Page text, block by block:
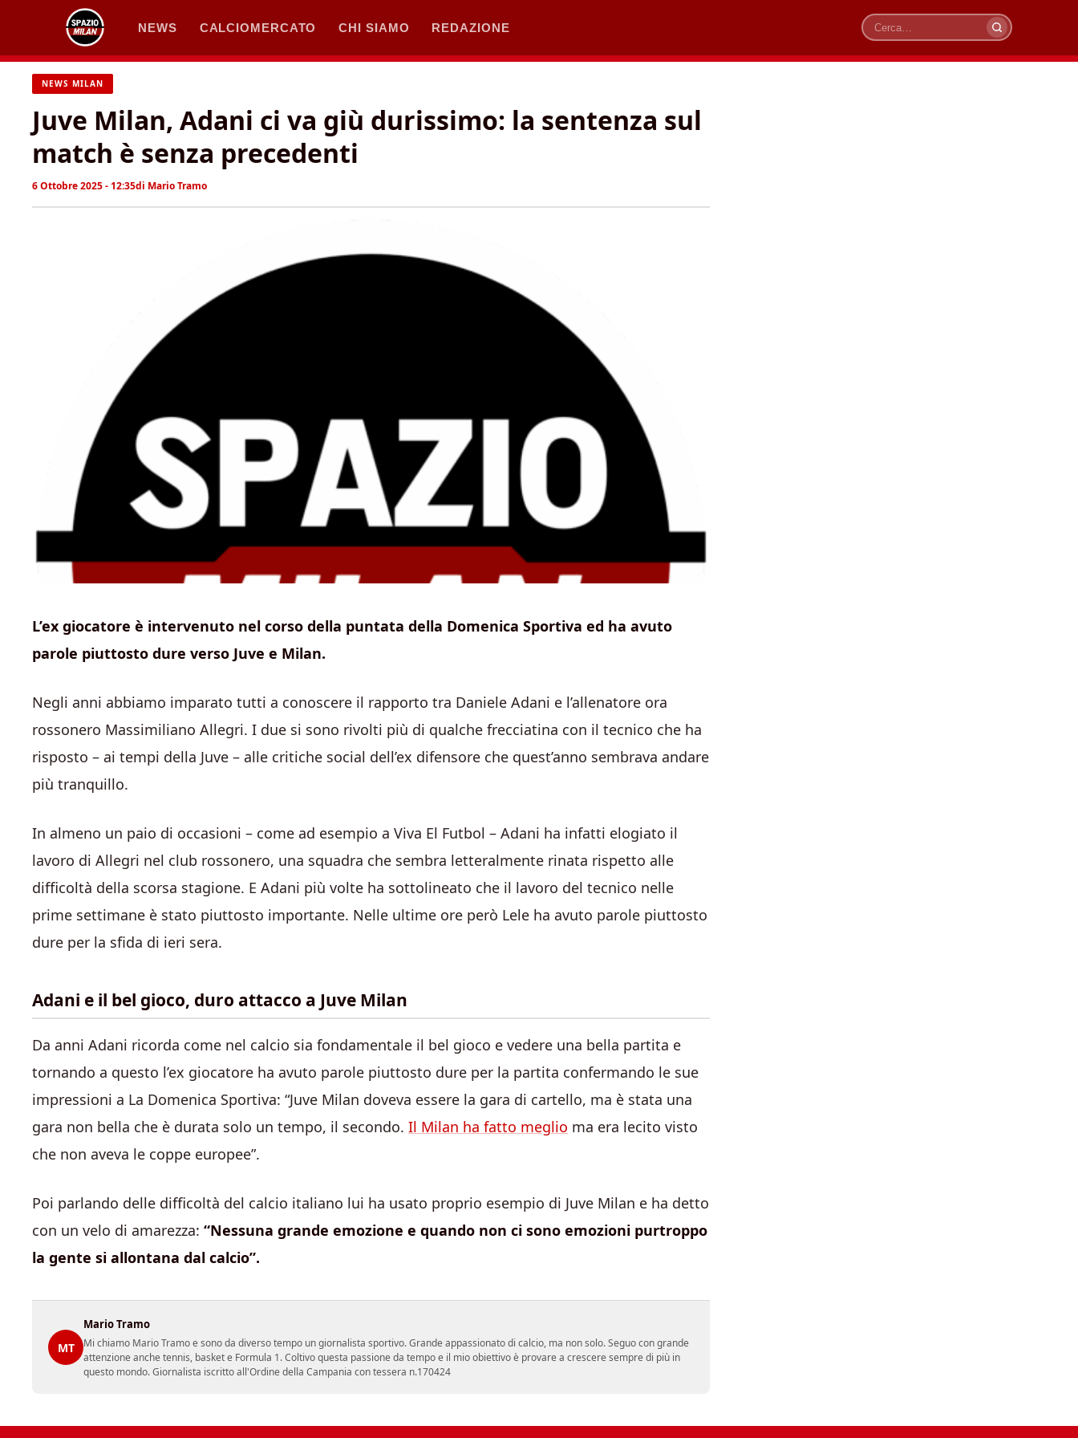
contenuto
NEWS CALCIOMERCATO CHI SIAMO REDAZIONE
Cerca
NEWS MILAN
Juve Milan, Adani ci va giù durissimo: la sentenza sul
match è senza precedenti
6 Ottobre 2025 - 12:35di Mario Tramo
L’ex giocatore è intervenuto nel corso della puntata della Domenica Sportiva ed ha avuto
parole piuttosto dure verso Juve e Milan.
Negli anni abbiamo imparato tutti a conoscere il rapporto tra Daniele Adani e l’allenatore ora
rossonero Massimiliano Allegri. I due si sono rivolti più di qualche frecciatina con il tecnico che ha
risposto – ai tempi della Juve – alle critiche social dell’ex difensore che quest’anno sembrava andare
più tranquillo.
In almeno un paio di occasioni – come ad esempio a Viva El Futbol – Adani ha infatti elogiato il
lavoro di Allegri nel club rossonero, una squadra che sembra letteralmente rinata rispetto alle
difficoltà della scorsa stagione. E Adani più volte ha sottolineato che il lavoro del tecnico nelle
prime settimane è stato piuttosto importante. Nelle ultime ore però Lele ha avuto parole piuttosto
dure per la sfida di ieri sera.
Adani e il bel gioco, duro attacco a Juve Milan
Da anni Adani ricorda come nel calcio sia fondamentale il bel gioco e vedere una bella partita e
tornando a questo l’ex giocatore ha avuto parole piuttosto dure per la partita confermando le sue
impressioni a La Domenica Sportiva: “Juve Milan doveva essere la gara di cartello, ma è stata una
gara non bella che è durata solo un tempo, il secondo. Il Milan ha fatto meglio ma era lecito visto
che non aveva le coppe europee”.
Poi parlando delle difficoltà del calcio italiano lui ha usato proprio esempio di Juve Milan e ha detto
con un velo di amarezza: “Nessuna grande emozione e quando non ci sono emozioni purtroppo
la gente si allontana dal calcio”.
MT
Mario Tramo
Mi chiamo Mario Tramo e sono da diverso tempo un giornalista sportivo. Grande appassionato di calcio, ma non solo. Seguo con grande
attenzione anche tennis, basket e Formula 1. Coltivo questa passione da tempo e il mio obiettivo è provare a crescere sempre di più in
questo mondo. Giornalista iscritto all'Ordine della Campania con tessera n.170424